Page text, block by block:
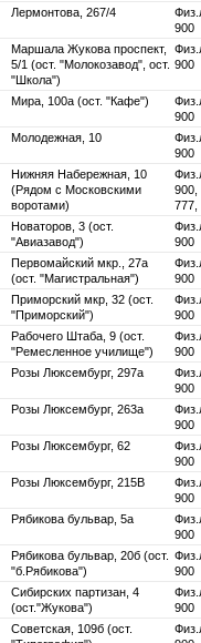
Лермонтова, 267/4
900
Маршала Жукова проспект,
5/1 (ост. "Молокозавод", ост.
"Школа")
900
Мира, 100а (ост. "Кафе")
900
Молодежная, 10
900
Нижняя Набережная, 10
(Рядом с Московскими
воротами)
900,
777,
Новаторов, 3 (ост.
"Авиазавод")
900
Первомайский мкр., 27а
(ост. "Магистральная")
900
Приморский мкр, 32 (ост.
"Приморский")
900
Рабочего Штаба, 9 (ост.
"Ремесленное училище")
900
Розы Люксембург, 297а
900
Розы Люксембург, 263а
900
Розы Люксембург, 62
900
Розы Люксембург, 215В
900
Рябикова бульвар, 5а
900
Рябикова бульвар, 20б (ост.
"б.Рябикова")
900
Сибирских партизан, 4
(ост."Жукова")
900
Советская, 109б (ост.